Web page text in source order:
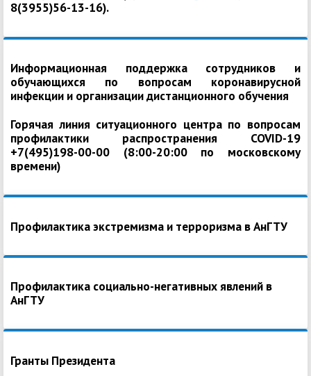
8(3955)56-13-16).
Информационная поддержка сотрудников и
обучающихся по вопросам коронавирусной
инфекции и организации дистанционного обучения
Горячая линия ситуационного центра по вопросам
профилактики распространения COVID-19
+7(495)198-00-00 (8:00-20:00 по московскому
времени)
Профилактика экстремизма и терроризма в АнГТУ
Профилактика социально-негативных явлений в
АнГТУ
Гранты Президента